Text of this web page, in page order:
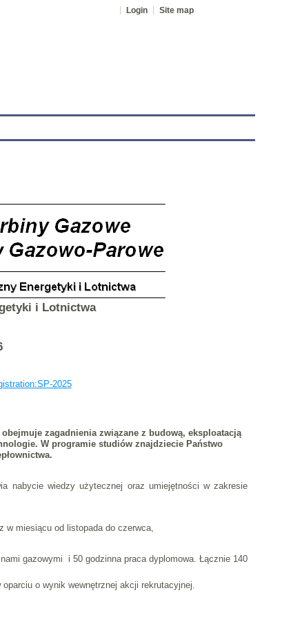
Site map
Login
i Lotnictwa
2025
zagadnienia związane z budową, eksploatacją
W programie studiów znajdziecie Państwo
nabycie wiedzy użytecznej oraz umiejętności w zakresie
w miesiącu od listopada do czerwca,
gazowymi i 50 godzinna praca dyplomowa. Łącznie 140
o wynik wewnętrznej akcji rekrutacyjnej.